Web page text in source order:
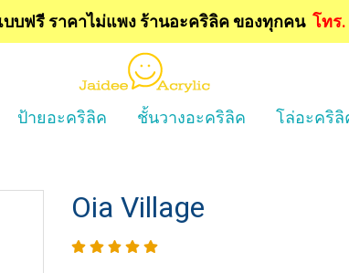
บบฟรี ราคาไม่แพง ร้านอะคริลิค ของทุกคน โทร
ป้ายอะคริลิค ชั้นวางอะคริลิค โล่อะคริลิ
Oia Village